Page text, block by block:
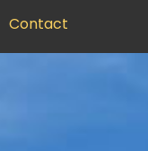
Contact